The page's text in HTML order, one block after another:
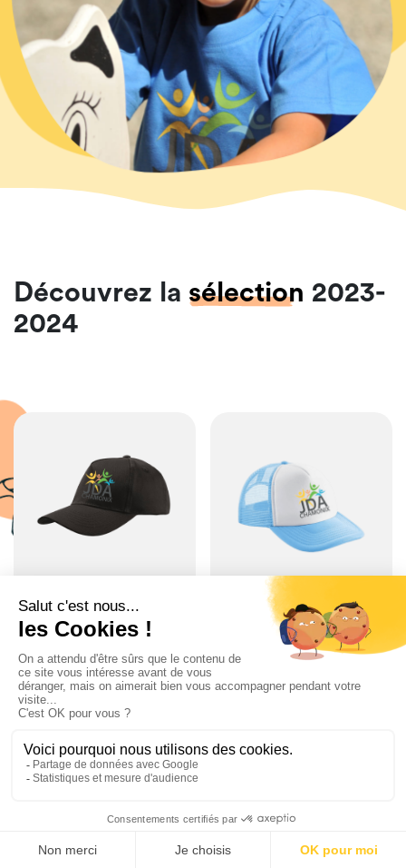
Découvrez la sélection 2023-
2024
Casquette Classique
Jeanne d'Arc
14.00 €
Casquette Trucker
Jeanne d'Arc
14.00 €